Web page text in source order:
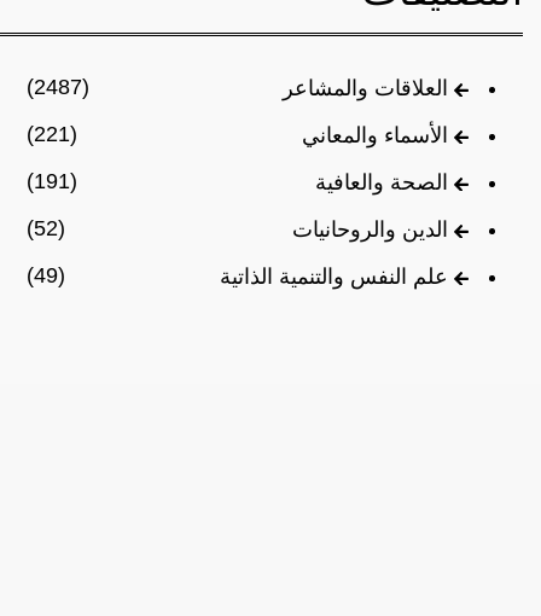
العلاقات والمشاعر
(2487)
الأسماء والمعاني
(221)
الصحة والعافية
(191)
الدين والروحانيات
(52)
علم النفس والتنمية الذاتية
(49)